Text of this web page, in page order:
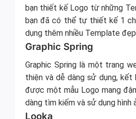
bạn thiết kế Logo từ những
bạn đã có thể tự thiết kế 1
dụng thêm nhiều Template
Graphic Spring
Graphic Spring là một trang
thiện và dễ dàng sử dụng,
được một mẫu Logo mang
dàng tìm kiếm và sử dụng
Looka